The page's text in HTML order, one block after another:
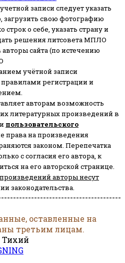
записи следует указать
свою фотографию
строк о себе, указать страну и
решения литсовета МПЛО
сайта (по истечению
учётной записи
регистрации и
авторам возможность
литературных произведений в
пользовательского
права на произведения
законом. Перепечатка
с согласия его автора, к
на его авторской странице.
авторы несут
законодательства.
оставленные на
третьим лицам.
Тихий